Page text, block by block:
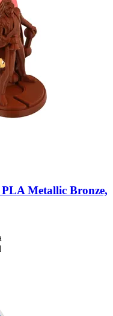
Metallic Bronze,